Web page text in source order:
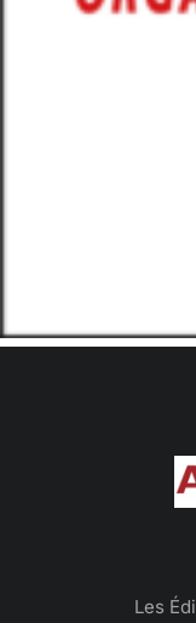
Les